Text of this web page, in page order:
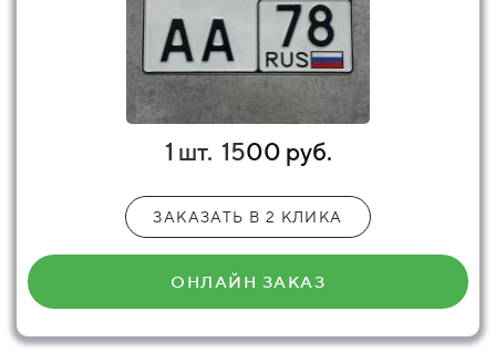
1 шт. 1500 руб.
ЗАКАЗАТЬ В 2 КЛИКА
ОНЛАЙН ЗАКАЗ